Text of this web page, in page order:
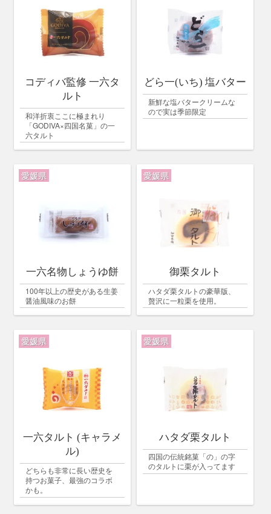
コディバ監修 一六タ
ルト
和洋折衷ここに極まれり
「GODIVA×四国名菓」の一
六タルト
どら一(いち) 塩バター
新鮮な塩バタークリームな
ので実は季節限定
愛媛県
一六名物しょうゆ餅
100年以上の歴史がある生姜
醤油風味のお餅
愛媛県
御栗タルト
ハタダ栗タルトの豪華版、
贅沢に一粒栗を使用。
愛媛県
一六タルト (キャラメ
ル)
どちらも非常に長い歴史を
持つお菓子、最強のコラボ
かも。
愛媛県
ハタダ栗タルト
四国の伝統銘菓「の」の字
のタルトに栗が入ってます